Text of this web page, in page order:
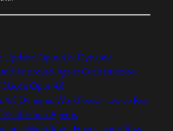
Update: Opus 4.8, Dynamic
Improved Agent Orchestration
Opus 4.8
4.8 Dynamic Workflows: How to Run
Sub-Agents
Workflows: How Claude Now